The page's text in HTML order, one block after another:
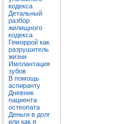
кодекса
Детальный
разбор
жилищного
кодекса
Геморрой как
разрушитель
жизни
Имплантация
зубов
В помощь
аспиранту
Дневник
пациента
остеопата
Деньги в долг
или как я